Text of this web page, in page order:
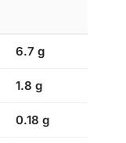
6.7 g
1.8 g
0.18 g